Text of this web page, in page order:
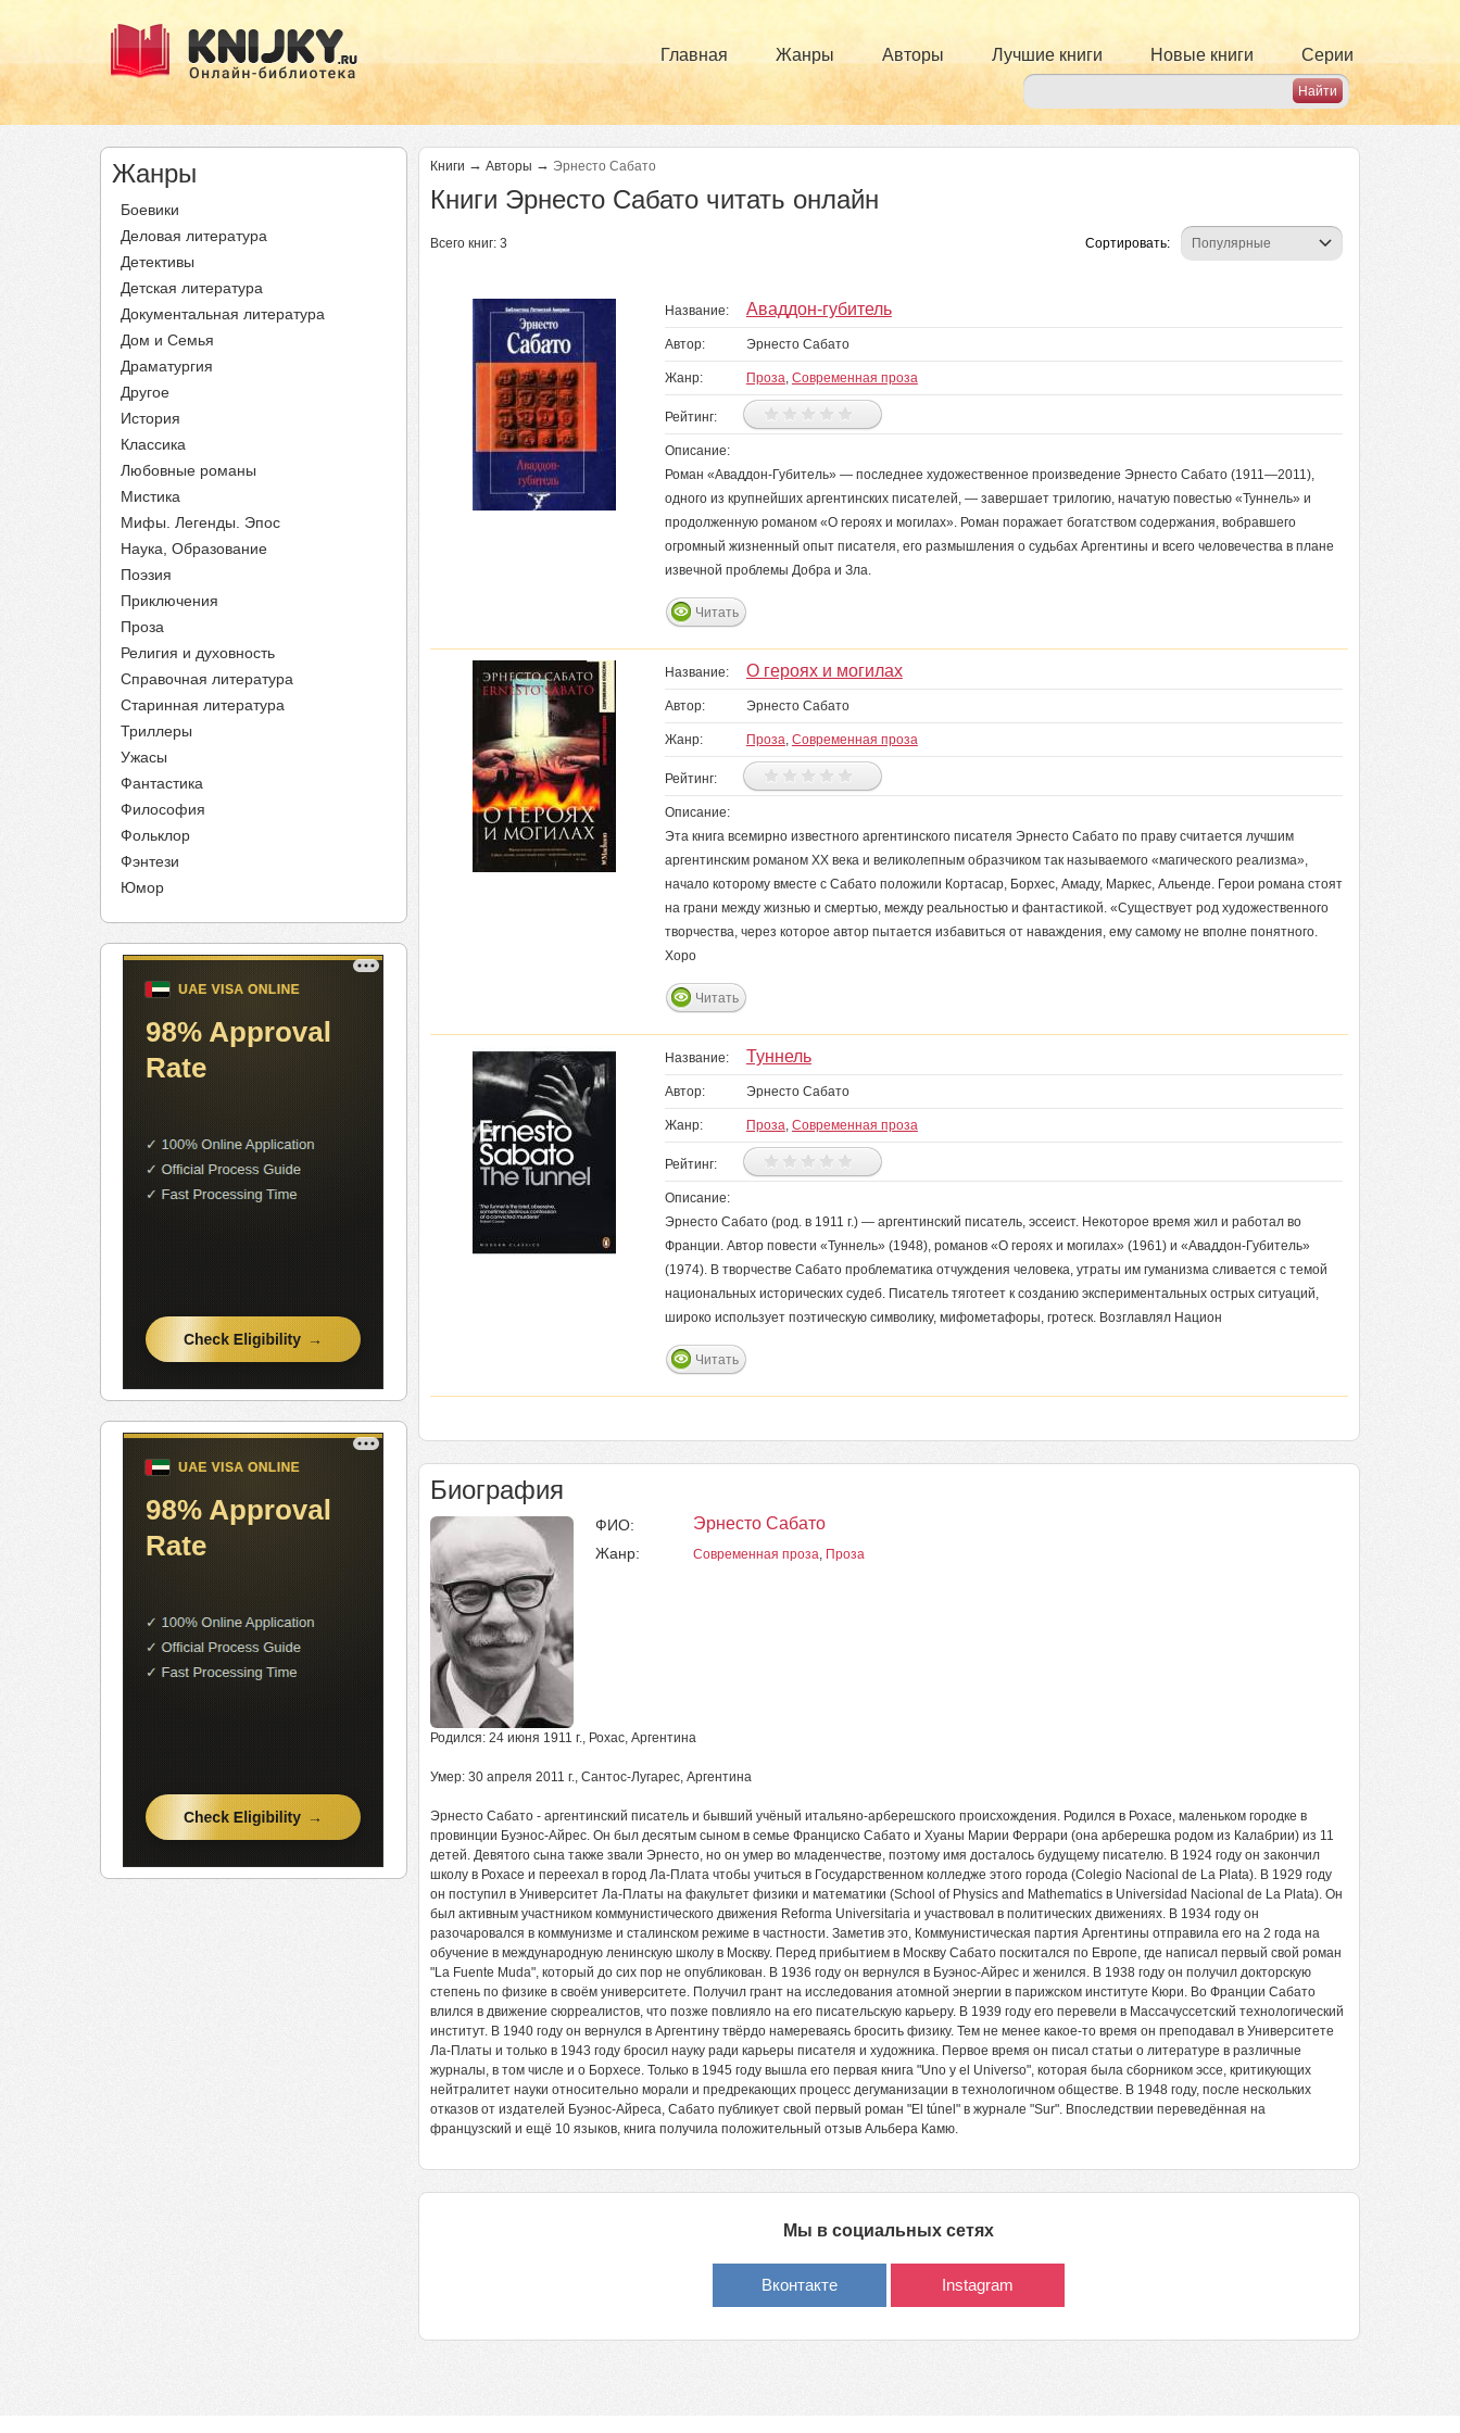
Главная Жанры Авторы Лучшие книги Новые книги Серии
Жанры
Боевики
Деловая литература
Детективы
Детская литература
Документальная литература
Дом и Семья
Драматургия
Другое
История
Классика
Любовные романы
Мистика
Мифы. Легенды. Эпос
Наука, Образование
Поэзия
Приключения
Проза
Религия и духовность
Справочная литература
Старинная литература
Триллеры
Ужасы
Фантастика
Философия
Фольклор
Фэнтези
Юмор
Книги → Авторы → Эрнесто Сабато
Книги Эрнесто Сабато читать онлайн
Всего книг: 3 Сортировать:
Название: Аваддон-губитель
Автор: Эрнесто Сабато
Жанр: Проза, Современная проза
Рейтинг:
Описание:
Роман «Аваддон-Губитель» — последнее художественное произведение Эрнесто Сабато (1911—2011),
одного из крупнейших аргентинских писателей, — завершает трилогию, начатую повестью «Туннель» и
продолженную романом «О героях и могилах». Роман поражает богатством содержания, вобравшего
огромный жизненный опыт писателя, его размышления о судьбах Аргентины и всего человечества в плане
извечной проблемы Добра и Зла.
Читать
Название: О героях и могилах
Автор: Эрнесто Сабато
Жанр: Проза, Современная проза
Рейтинг:
Описание:
Эта книга всемирно известного аргентинского писателя Эрнесто Сабато по праву считается лучшим
аргентинским романом ХХ века и великолепным образчиком так называемого «магического реализма»,
начало которому вместе с Сабато положили Кортасар, Борхес, Амаду, Маркес, Альенде. Герои романа стоят
на грани между жизнью и смертью, между реальностью и фантастикой. «Существует род художественного
творчества, через которое автор пытается избавиться от наваждения, ему самому не вполне понятного.
Хоро
Читать
Название: Туннель
Автор: Эрнесто Сабато
Жанр: Проза, Современная проза
Рейтинг:
Описание:
Эрнесто Сабато (род. в 1911 г.) — аргентинский писатель, эссеист. Некоторое время жил и работал во
Франции. Автор повести «Туннель» (1948), романов «О героях и могилах» (1961) и «Аваддон-Губитель»
(1974). В творчестве Сабато проблематика отчуждения человека, утраты им гуманизма сливается с темой
национальных исторических судеб. Писатель тяготеет к созданию экспериментальных острых ситуаций,
широко использует поэтическую символику, мифометафоры, гротеск. Возглавлял Национ
Читать
Биография
ФИО: Эрнесто Сабато
Жанр: Современная проза, Проза
Родился: 24 июня 1911 г., Рохас, Аргентина
Умер: 30 апреля 2011 г., Сантос-Лугарес, Аргентина
Эрнесто Сабато - аргентинский писатель и бывший учёный итальяно-арберешского происхождения. Родился в Рохасе, маленьком городке в
провинции Буэнос-Айрес. Он был десятым сыном в семье Франциско Сабато и Хуаны Марии Феррари (она арберешка родом из Калабрии) из 11
детей. Девятого сына также звали Эрнесто, но он умер во младенчестве, поэтому имя досталось будущему писателю. В 1924 году он закончил
школу в Рохасе и переехал в город Ла-Плата чтобы учиться в Государственном колледже этого города (Colegio Nacional de La Plata). В 1929 году
он поступил в Университет Ла-Платы на факультет физики и математики (School of Physics and Mathematics в Universidad Nacional de La Plata). Он
был активным участником коммунистического движения Reforma Universitaria и участвовал в политических движениях. В 1934 году он
разочаровался в коммунизме и сталинском режиме в частности. Заметив это, Коммунистическая партия Аргентины отправила его на 2 года на
обучение в международную ленинскую школу в Москву. Перед прибытием в Москву Сабато поскитался по Европе, где написал первый свой роман
"La Fuente Muda", который до сих пор не опубликован. В 1936 году он вернулся в Буэнос-Айрес и женился. В 1938 году он получил докторскую
степень по физике в своём университете. Получил грант на исследования атомной энергии в парижском институте Кюри. Во Франции Сабато
влился в движение сюрреалистов, что позже повлияло на его писательскую карьеру. В 1939 году его перевели в Массачуссетский технологический
институт. В 1940 году он вернулся в Аргентину твёрдо намереваясь бросить физику. Тем не менее какое-то время он преподавал в Университете
Ла-Платы и только в 1943 году бросил науку ради карьеры писателя и художника. Первое время он писал статьи о литературе в различные
журналы, в том числе и о Борхесе. Только в 1945 году вышла его первая книга "Uno y el Universo", которая была сборником эссе, критикующих
нейтралитет науки относительно морали и предрекающих процесс дегуманизации в технологичном обществе. В 1948 году, после нескольких
отказов от издателей Буэнос-Айреса, Сабато публикует свой первый роман "El túnel" в журнале "Sur". Впоследствии переведённая на
французский и ещё 10 языков, книга получила положительный отзыв Альбера Камю.
Мы в социальных сетях
Вконтакте Instagram